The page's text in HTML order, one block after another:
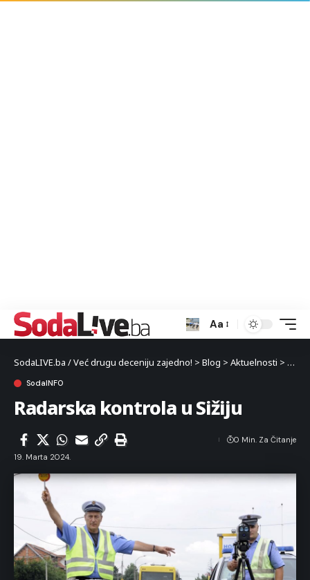
Aa
SodaLIVE.ba / Već drugu deceniju zajedno! > Blog > Aktuelnosti >
SodaINFO
Radarska kontrola u Sižiju
19. Marta 2024.
0 Min. Za Čitanje